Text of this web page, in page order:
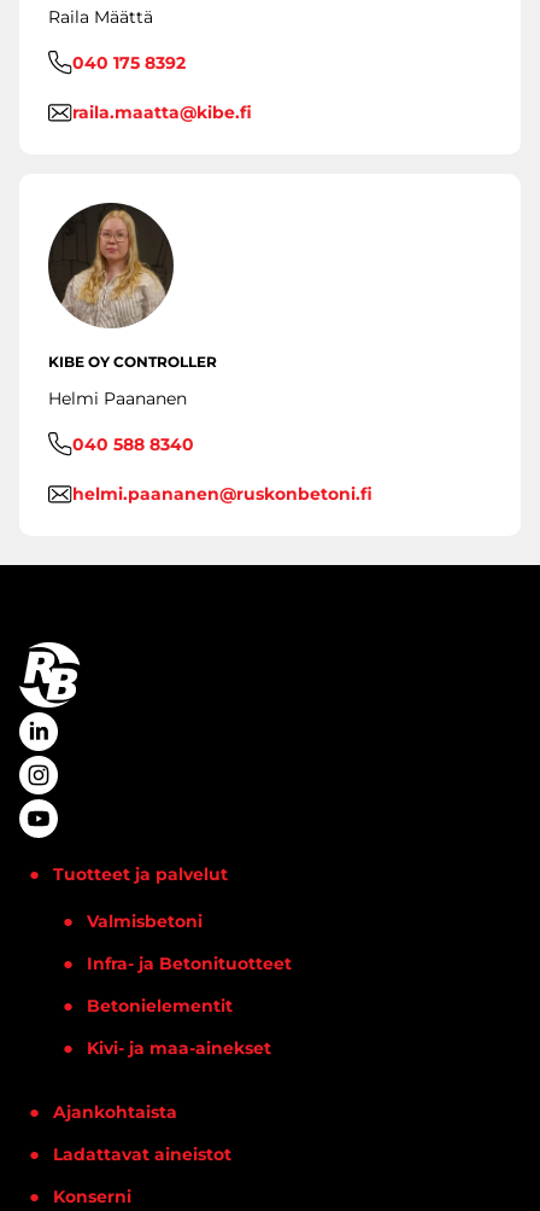
Raila Määttä
040 175 8392
raila.maatta@kibe.fi
KIBE OY CONTROLLER
Helmi Paananen
040 588 8340
helmi.paananen@ruskonbetoni.fi
Tuotteet ja palvelut
Valmisbetoni
Infra- ja Betonituotteet
Betonielementit
Kivi- ja maa-ainekset
Ajankohtaista
Ladattavat aineistot
Konserni